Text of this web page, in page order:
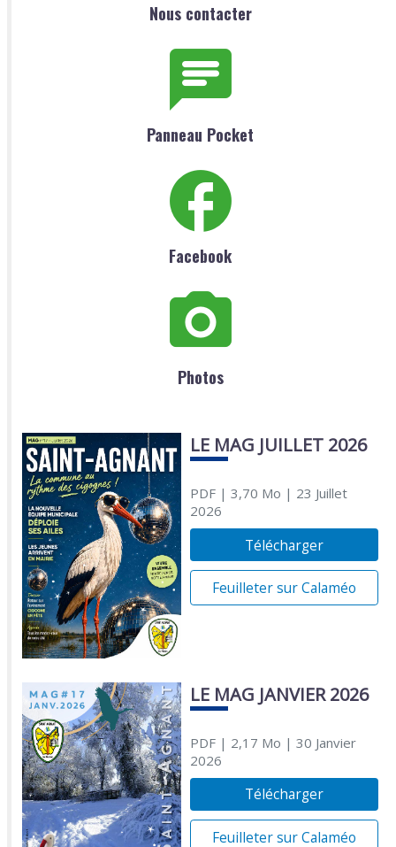
Nous contacter
Panneau Pocket
Facebook
Photos
LE MAG JUILLET 2026
PDF| 3,70 Mo | 23 Juillet
2026
Télécharger
Feuilleter sur Calaméo
LE MAG JANVIER 2026
PDF| 2,17 Mo | 30 Janvier
2026
Télécharger
Feuilleter sur Calaméo